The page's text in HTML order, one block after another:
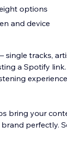
options
and device
tracks,
a Spotify
bring your
perfectly.